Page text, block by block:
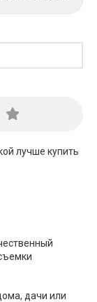
лучше купить
дачи или